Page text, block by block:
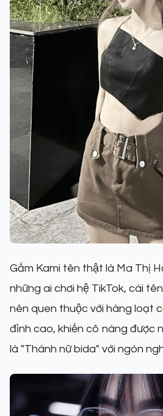
Gấm Kami tên thật là Ma Thị
những ai chơi hệ TikTok, cái
nên quen thuộc với hàng loạt
đỉnh cao, khiến cô nàng được
là "Thánh nữ bida" với ngón